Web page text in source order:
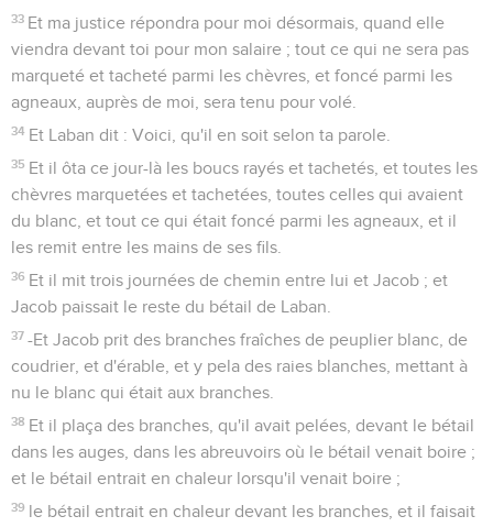
33 Et ma justice répondra pour moi désormais, quand elle
viendra devant toi pour mon salaire ; tout ce qui ne sera pas
marqueté et tacheté parmi les chèvres, et foncé parmi les
agneaux, auprès de moi, sera tenu pour volé.
34 Et Laban dit : Voici, qu'il en soit selon ta parole.
35 Et il ôta ce jour-là les boucs rayés et tachetés, et toutes les
chèvres marquetées et tachetées, toutes celles qui avaient
du blanc, et tout ce qui était foncé parmi les agneaux, et il
les remit entre les mains de ses fils.
36 Et il mit trois journées de chemin entre lui et Jacob ; et
Jacob paissait le reste du bétail de Laban.
37 -Et Jacob prit des branches fraîches de peuplier blanc, de
coudrier, et d'érable, et y pela des raies blanches, mettant à
nu le blanc qui était aux branches.
38 Et il plaça des branches, qu'il avait pelées, devant le bétail
dans les auges, dans les abreuvoirs où le bétail venait boire ;
et le bétail entrait en chaleur lorsqu'il venait boire ;
39 le bétail entrait en chaleur devant les branches, et il faisait